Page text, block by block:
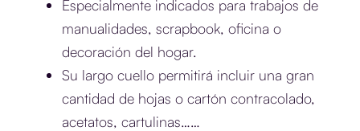
Especialmente indicados para trabajos de
manualidades, scrapbook, oficina o
decoración del hogar.
Su largo cuello permitirá incluir una gran
cantidad de hojas o cartón contracolado,
acetatos, cartulinas……